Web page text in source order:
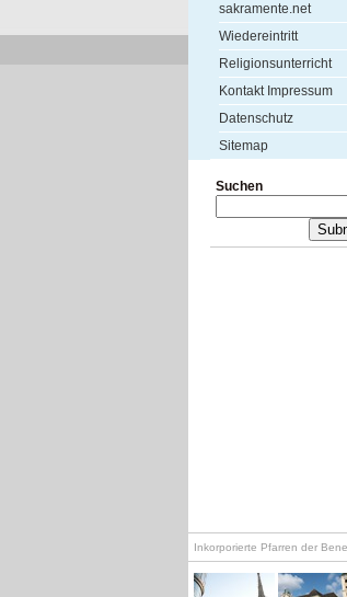
sakramente.net
Wiedereintritt
Religionsunterricht
Kontakt Impressum
Datenschutz
Sitemap
Suchen
Inkorporierte Pfarren der